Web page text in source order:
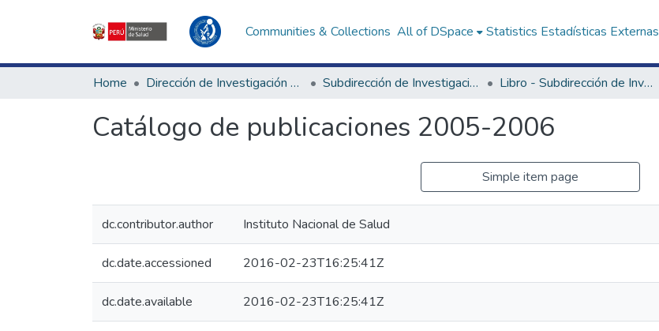
Communities & Collections All of DSpace Statistics Estadísticas Externas
Home Dirección de Investigación e Innovación en Salud Subdirección de Investigación en Salud Libro - Subdirección de Investigación en Salud
Catálogo de publicaciones 2005-2006
Simple item page
dc.contributor.author Instituto Nacional de Salud
dc.date.accessioned 2016-02-23T16:25:41Z
dc.date.available 2016-02-23T16:25:41Z